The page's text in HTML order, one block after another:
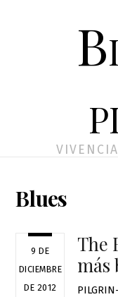
Blues
9 DE
DICIEMBRE
DE 2012
The
más